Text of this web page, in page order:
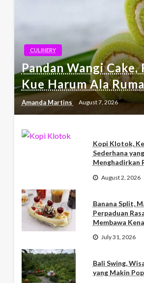
CULINERY
Pandan Wangi Cake,
Kue Harum Ala
Amanda Martins August 7, 2026
Kopi Klotok,
Sederhana
Menghadirkan
August 2, 2026
Banana Split,
Perpaduan
Membawa
July 31, 2026
Bali Swing,
yang Makin